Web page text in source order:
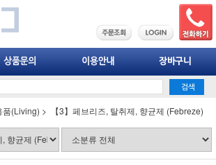
품(Living) > 【3】페브리즈, 탈취제, 향균제 (Febreze)